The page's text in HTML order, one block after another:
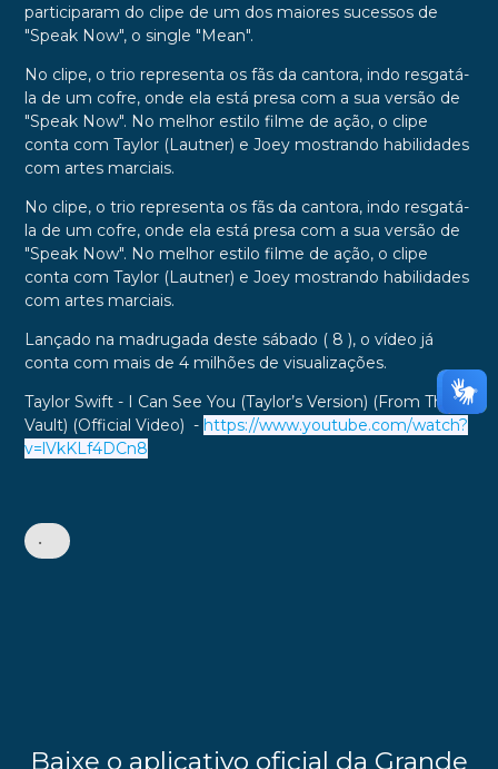
participaram do clipe de um dos maiores sucessos de
"Speak Now", o single "Mean".
No clipe, o trio representa os fãs da cantora, indo resgatá-
la de um cofre, onde ela está presa com a sua versão de
"Speak Now". No melhor estilo filme de ação, o clipe
conta com Taylor (Lautner) e Joey mostrando habilidades
com artes marciais.
No clipe, o trio representa os fãs da cantora, indo resgatá-
la de um cofre, onde ela está presa com a sua versão de
"Speak Now". No melhor estilo filme de ação, o clipe
conta com Taylor (Lautner) e Joey mostrando habilidades
com artes marciais.
Lançado na madrugada deste sábado ( 8 ), o vídeo já
conta com mais de 4 milhões de visualizações.
Taylor Swift - I Can See You (Taylor’s Version) (From The
Vault) (Official Video) - https://www.youtube.com/watch?
v=lVkKLf4DCn8
•
Baixe o aplicativo oficial da Grande